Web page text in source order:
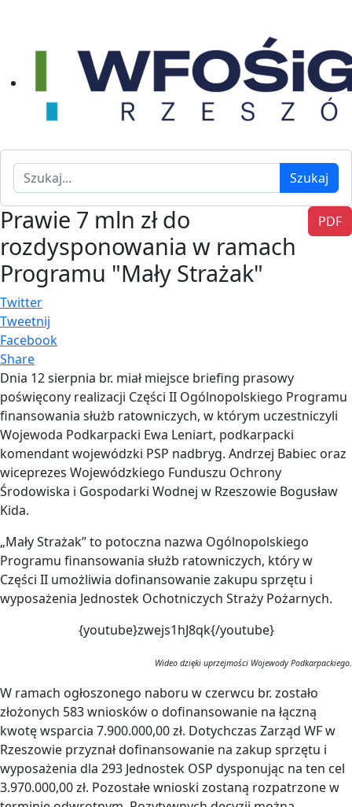
Szukaj Szukaj
PDF
Prawie 7 mln zł do
rozdysponowania w ramach
Programu "Mały Strażak"
Twitter
Tweetnij
Facebook
Share
Dnia 12 sierpnia br. miał miejsce briefing prasowy
poświęcony realizacji Części II Ogólnopolskiego Programu
finansowania służb ratowniczych, w którym uczestniczyli
Wojewoda Podkarpacki Ewa Leniart, podkarpacki
komendant wojewódzki PSP nadbryg. Andrzej Babiec oraz
wiceprezes Wojewódzkiego Funduszu Ochrony
Środowiska i Gospodarki Wodnej w Rzeszowie Bogusław
Kida.
„Mały Strażak” to potoczna nazwa Ogólnopolskiego
Programu finansowania służb ratowniczych, który w
Części II umożliwia dofinansowanie zakupu sprzętu i
wyposażenia Jednostek Ochotniczych Straży Pożarnych.
{youtube}zwejs1hJ8qk{/youtube}
Wideo dzięki uprzejmości Wojewody Podkarpackiego.
W ramach ogłoszonego naboru w czerwcu br. zostało
złożonych 583 wniosków o dofinansowanie na łączną
kwotę wsparcia 7.900.000,00 zł. Dotychczas Zarząd WF w
Rzeszowie przyznał dofinansowanie na zakup sprzętu i
wyposażenia dla 293 Jednostek OSP dysponując na ten cel
3.970.000,00 zł. Pozostałe wnioski zostaną rozpatrzone w